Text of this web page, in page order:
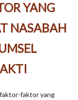
YANG
NASABAH
faktor yang